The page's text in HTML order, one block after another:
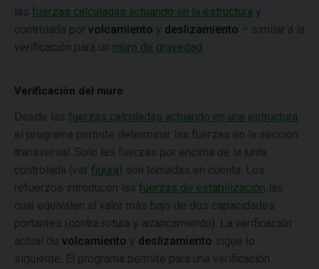
las fuerzas calculadas actuando en la estructura y
controlada por volcamiento y deslizamiento – similar a la
verificación para un muro de gravedad
Verificación del muro
Desde las fuerzas calculadas actuando en una estructura
el programa permite determinar las fuerzas en la sección
transversal. Solo las fuerzas por encima de la junta
controlada (ver figura) son tomadas en cuenta. Los
refuerzos introducen las fuerzas de estabilización las
cual equivalen al valor más bajo de dos capacidades
portantes (contra rotura y arrancamiento). La verificación
actual de volcamiento y deslizamiento sigue lo
siguiente. El programa permite para una verificación